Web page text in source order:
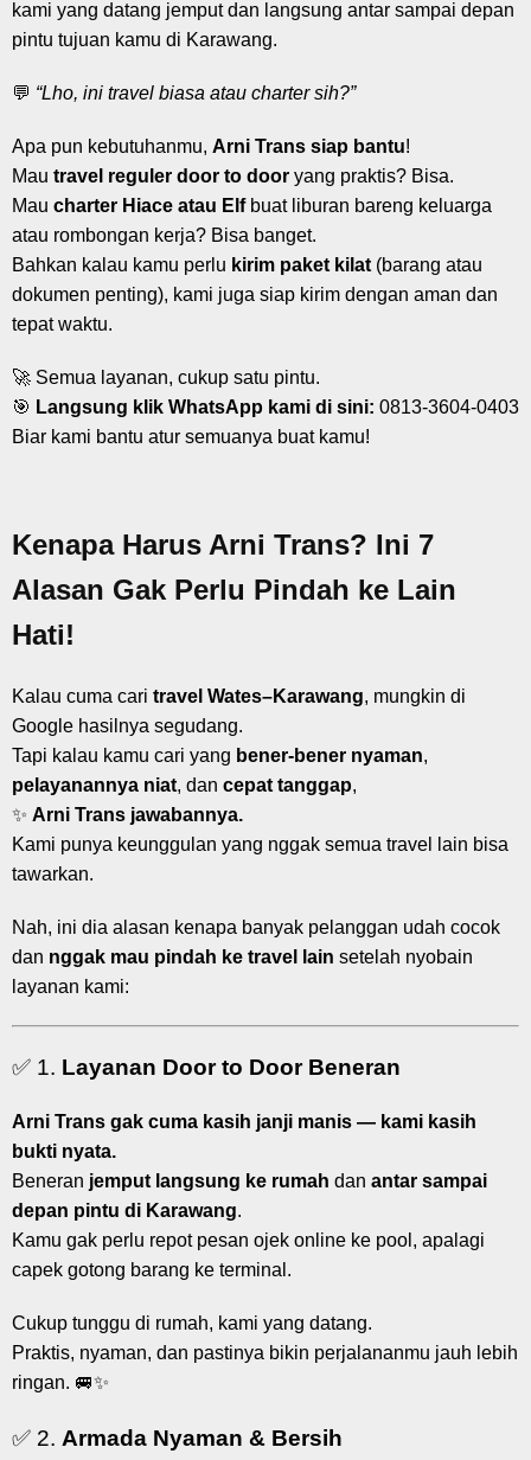
kami yang datang jemput dan langsung antar sampai depan
pintu tujuan kamu di Karawang.
💬 “Lho, ini travel biasa atau charter sih?”
Apa pun kebutuhanmu, Arni Trans siap bantu!
Mau travel reguler door to door yang praktis? Bisa.
Mau charter Hiace atau Elfbuat liburan bareng keluarga
atau rombongan kerja? Bisa banget.
Bahkan kalau kamu perlu kirim paket kilat (barang atau
dokumen penting), kami juga siap kirim dengan aman dan
tepat waktu.
🚀 Semua layanan, cukup satu pintu.
🎯 Langsung klik WhatsApp kami di sini: 0813-3604-0403
Biar kami bantu atur semuanya buat kamu!
Kenapa Harus Arni Trans? Ini 7
Alasan Gak Perlu Pindah ke Lain
Hati!
Kalau cuma cari travel Wates–Karawang, mungkin di
Google hasilnya segudang.
Tapi kalau kamu cari yang bener-bener nyaman,
pelayanannya niat, dan cepat tanggap,
✨ Arni Trans jawabannya.
Kami punya keunggulan yang nggak semua travel lain bisa
tawarkan.
Nah, ini dia alasan kenapa banyak pelanggan udah cocok
dan nggak mau pindah ke travel lain setelah nyobain
layanan kami:
✅ 1. Layanan Door to Door Beneran
Arni Trans gak cuma kasih janji manis — kami kasih
bukti nyata.
Beneran jemput langsung ke rumah dan antar sampai
depan pintu di Karawang.
Kamu gak perlu repot pesan ojek online ke pool, apalagi
capek gotong barang ke terminal.
Cukup tunggu di rumah, kami yang datang.
Praktis, nyaman, dan pastinya bikin perjalananmu jauh lebih
ringan. 🚐✨
✅ 2. Armada Nyaman & Bersih